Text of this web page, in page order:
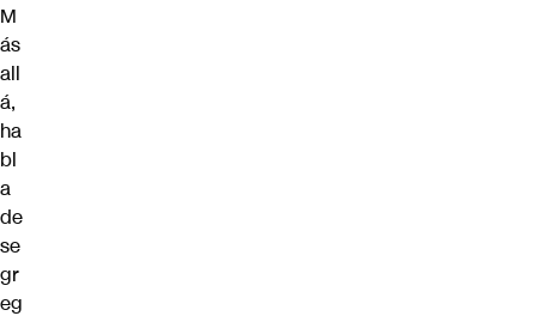
M
ás
all
á,
ha
bl
a
de
se
gr
eg